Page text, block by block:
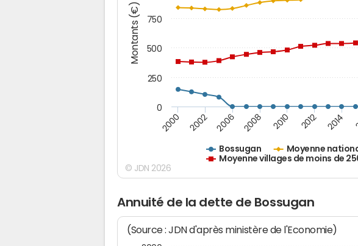
Montants (€)
Bossugan
Moyenne
Moyenne villages de moins de
2000 2002 2006 2008 2010 2012 2014
0
250
500
750
© JDN 2026
Annuité de la dette de Bossugan
(Source : JDN d'après ministère de l'Economie)